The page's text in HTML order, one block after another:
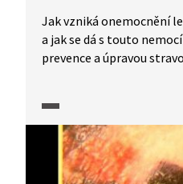
Jak vzniká onemocnění
a jak se dá s touto
prevence a úpravou